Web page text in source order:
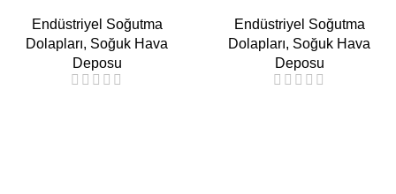
Endüstriyel Soğutma
Dolapları, Soğuk Hava
Deposu
Endüstriyel Soğutma
Dolapları, Soğuk Hava
Deposu